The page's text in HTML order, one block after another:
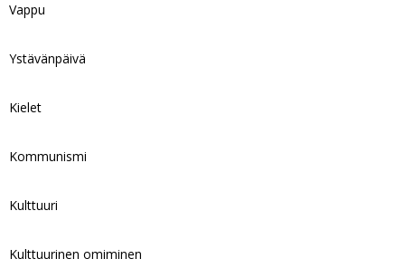
Vappu
Ystävänpäivä
Kielet
Kommunismi
Kulttuuri
Kulttuurinen omiminen